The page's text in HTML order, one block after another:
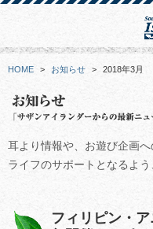
HOME > お知らせ > 2018年3月
耳より情報や、お遊び企画
ライフのサポートとなるよ
フィリピン・